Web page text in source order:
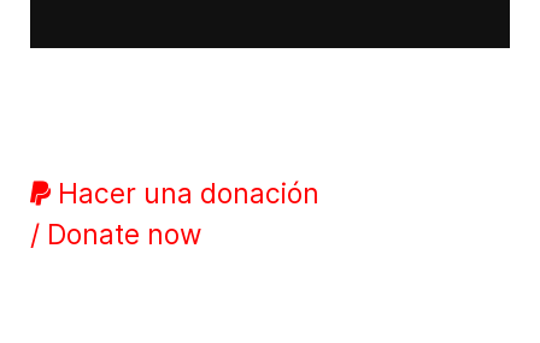
Hacer una donación
/ Donate now